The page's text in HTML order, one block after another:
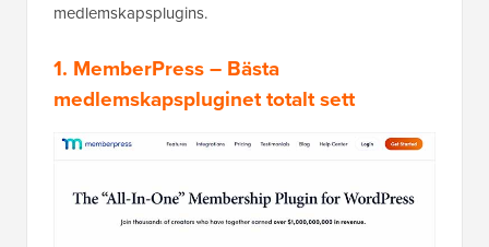
medlemskapsplugins.
1. MemberPress– Bästa
medlemskapspluginet totalt sett